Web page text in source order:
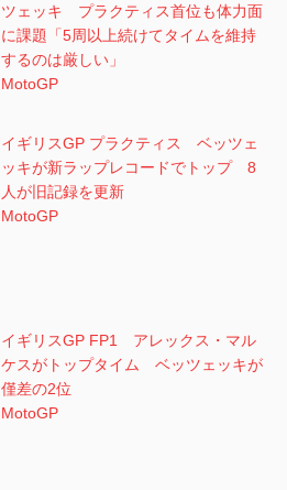
ツェッキ プラクティス首位も体力面
に課題「5周以上続けてタイムを維持
するのは厳しい」
MotoGP
イギリスGP プラクティス ベッツェ
ッキが新ラップレコードでトップ 8
人が旧記録を更新
MotoGP
イギリスGP FP1 アレックス・マル
ケスがトップタイム ベッツェッキが
僅差の2位
MotoGP